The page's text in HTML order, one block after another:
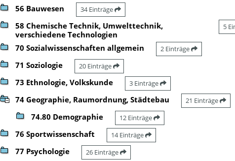
56 Bauwesen 34 Einträge
58 Chemische Technik, Umwelttechnik,
verschiedene Technologien
5
70 Sozialwissenschaften allgemein 2 Einträge
71 Soziologie 20 Einträge
73 Ethnologie, Volkskunde 3 Einträge
74 Geographie, Raumordnung, Städtebau 21 Einträge
74.80 Demographie 12 Einträge
76 Sportwissenschaft 14 Einträge
77 Psychologie 26 Einträge